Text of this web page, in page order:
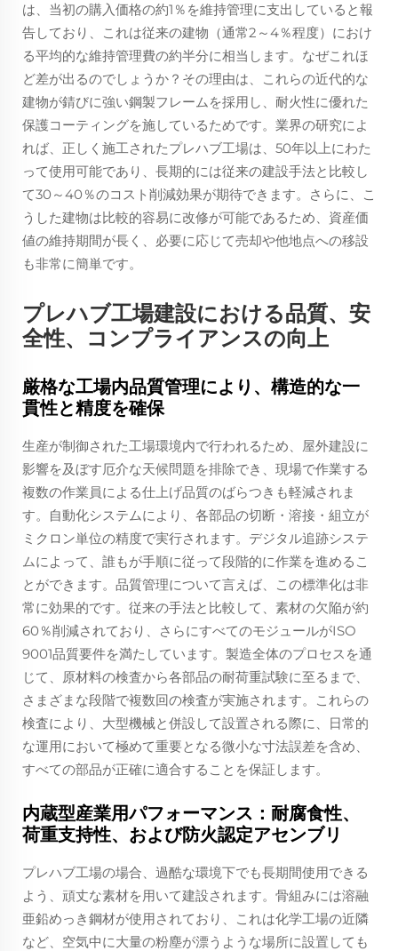
は、当初の購入価格の約1％を維持管理に支出していると報
告しており、これは従来の建物（通常2～4％程度）におけ
る平均的な維持管理費の約半分に相当します。なぜこれほ
ど差が出るのでしょうか？その理由は、これらの近代的な
建物が錆びに強い鋼製フレームを採用し、耐火性に優れた
保護コーティングを施しているためです。業界の研究によ
れば、正しく施工されたプレハブ工場は、50年以上にわた
って使用可能であり、長期的には従来の建設手法と比較し
て30～40％のコスト削減効果が期待できます。さらに、こ
うした建物は比較的容易に改修が可能であるため、資産価
値の維持期間が長く、必要に応じて売却や他地点への移設
も非常に簡単です。
プレハブ工場建設における品質、安
全性、コンプライアンスの向上
厳格な工場内品質管理により、構造的な一
貫性と精度を確保
生産が制御された工場環境内で行われるため、屋外建設に
影響を及ぼす厄介な天候問題を排除でき、現場で作業する
複数の作業員による仕上げ品質のばらつきも軽減されま
す。自動化システムにより、各部品の切断・溶接・組立が
ミクロン単位の精度で実行されます。デジタル追跡システ
ムによって、誰もが手順に従って段階的に作業を進めるこ
とができます。品質管理について言えば、この標準化は非
常に効果的です。従来の手法と比較して、素材の欠陥が約
60％削減されており、さらにすべてのモジュールがISO
9001品質要件を満たしています。製造全体のプロセスを通
じて、原材料の検査から各部品の耐荷重試験に至るまで、
さまざまな段階で複数回の検査が実施されます。これらの
検査により、大型機械と併設して設置される際に、日常的
な運用において極めて重要となる微小な寸法誤差を含め、
すべての部品が正確に適合することを保証します。
内蔵型産業用パフォーマンス：耐腐食性、
荷重支持性、および防火認定アセンブリ
プレハブ工場の場合、過酷な環境下でも長期間使用できる
よう、頑丈な素材を用いて建設されます。骨組みには溶融
亜鉛めっき鋼材が使用されており、これは化学工場の近隣
など、空気中に大量の粉塵が漂うような場所に設置しても